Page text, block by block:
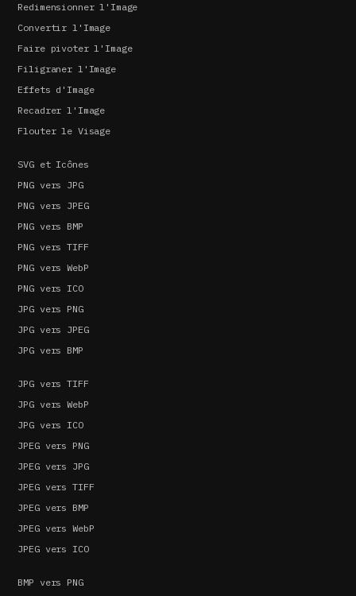
Redimensionner l'Image
Convertir l'Image
Faire pivoter l'Image
Filigraner l'Image
Effets d'Image
Recadrer l'Image
Flouter le Visage
SVG et Icônes
PNG vers JPG
PNG vers JPEG
PNG vers BMP
PNG vers TIFF
PNG vers WebP
PNG vers ICO
JPG vers PNG
JPG vers JPEG
JPG vers BMP
JPG vers TIFF
JPG vers WebP
JPG vers ICO
JPEG vers PNG
JPEG vers JPG
JPEG vers TIFF
JPEG vers BMP
JPEG vers WebP
JPEG vers ICO
BMP vers PNG